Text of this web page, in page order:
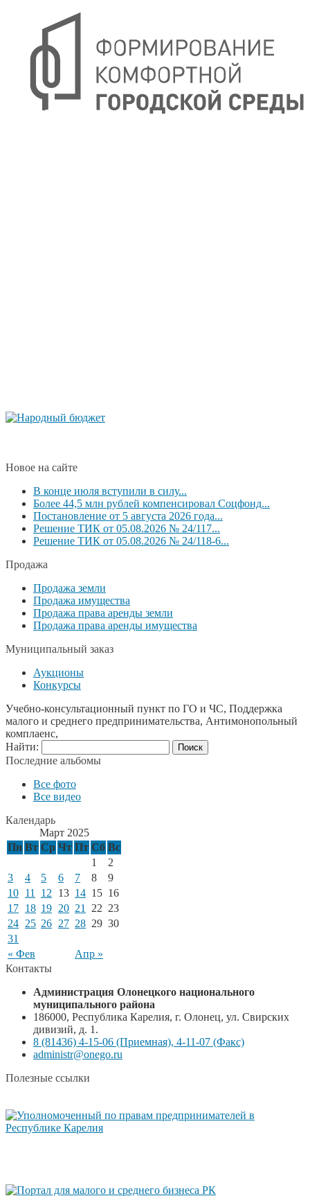
Новое на сайте
В конце июля вступили в силу...
Более 44,5 млн рублей компенсировал Соцфонд...
Постановление от 5 августа 2026 года...
Решение ТИК от 05.08.2026 № 24/117...
Решение ТИК от 05.08.2026 № 24/118-6...
Продажа
Продажа земли
Продажа имущества
Продажа права аренды земли
Продажа права аренды имущества
Муниципальный заказ
Аукционы
Конкурсы
Учебно-консультационный пункт по ГО и ЧС, Поддержка
малого и среднего предпринимательства, Антимонопольный
комплаенс,
Найти:
Последние альбомы
Все фото
Все видео
Календарь
Март 2025
Пн Вт Ср Чт Пт Сб Вс
« Фев Апр »
1
2
3
4 5 6 7 8
9
10 11 12 13 14 15 16
17 18 19 20 21 22 23
24 25 26 27 28 29 30
31
Контакты
Администрация Олонецкого национального
муниципального района
186000, Республика Карелия, г. Олонец, ул. Свирских
дивизий, д. 1.
8 (81436) 4-15-06 (Приемная), 4-11-07 (Факс)
administr@onego.ru
Полезные ссылки